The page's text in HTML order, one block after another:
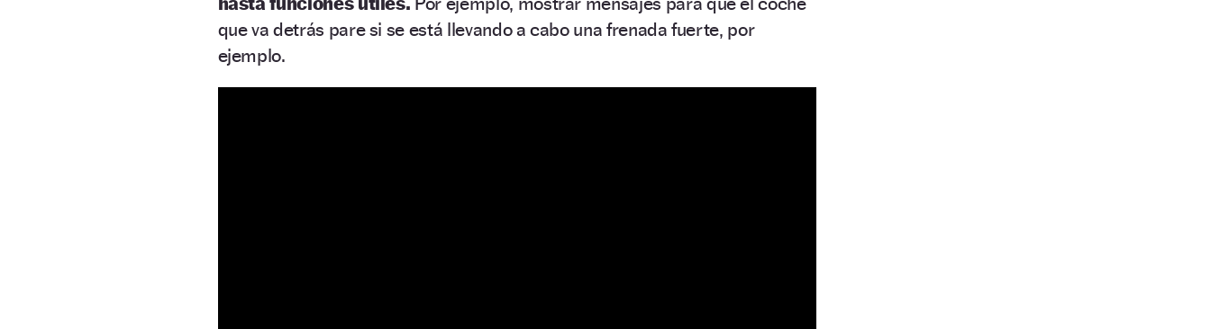
que va detrás pare si se está llevando a cabo una frenada fuerte, por
ejemplo.